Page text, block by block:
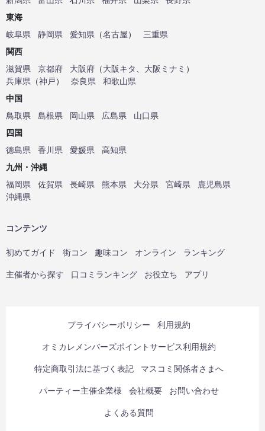
東海
岐阜県
静岡県 愛知県 （名古屋）
三重県
関西
滋賀県
京都府 大阪府 （大阪キタ 大阪ミナミ ）
兵庫県 （神戸） 奈良県
和歌山県
中国
鳥取県
島根県 岡山県 広島県
山口県
四国
徳島県
香川県 愛媛県
高知県
九州・沖縄
福岡県
佐賀県 長崎県 熊本県 大分県 宮崎県
鹿児島県
沖縄県
コンテンツ
初めてガイド 街コン 趣味コン オンライン ランキング
主催者から探す 口コミランキング お役立ち アプリ
プライバシーポリシー 利用規約
オミカレメンバーズポイントサービス利用規約
特定商取引法に基づく表記 マスコミ関係者さまへ
パーティー主催企業様 会社概要 お問い合わせ
よくある質問